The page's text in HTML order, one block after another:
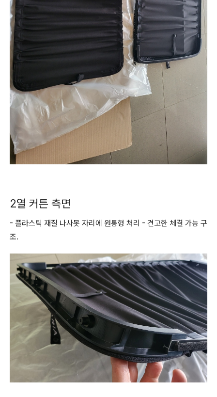
2열 커튼 측면
- 플라스틱 재질 나사못 자리에 원통형 처리 - 견고한 체결 가능 구
조.